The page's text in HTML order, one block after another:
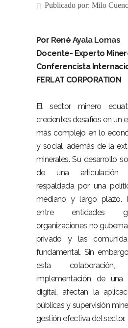
Publicado por: Milo
Por René Ayala Lomas
Docente- Experto
Conferencista
FERLAT CORPORATION
El sector minero
crecientes desafíos en un
más complejo en lo
y social, además de la
minerales. Su desarrollo
de una articulación
respaldada por una
mediano y largo plazo.
entre entidades
organizaciones no
privado y las
fundamental. Sin
esta
implementación de una
digital, afectan la
públicas y supervisión
gestión efectiva del sector.